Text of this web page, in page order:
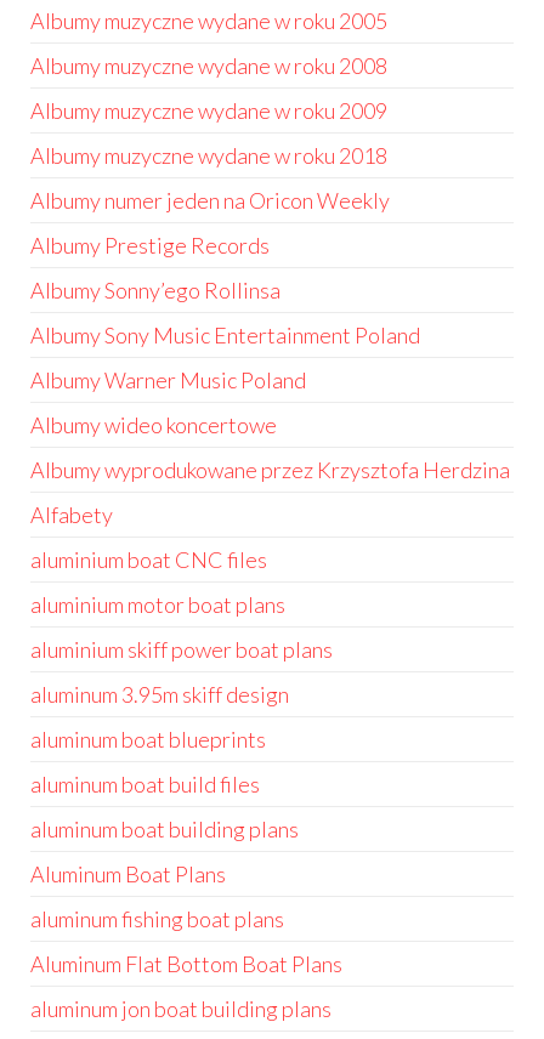
Albumy muzyczne wydane w roku 2005
Albumy muzyczne wydane w roku 2008
Albumy muzyczne wydane w roku 2009
Albumy muzyczne wydane w roku 2018
Albumy numer jeden na Oricon Weekly
Albumy Prestige Records
Albumy Sonny’ego Rollinsa
Albumy Sony Music Entertainment Poland
Albumy Warner Music Poland
Albumy wideo koncertowe
Albumy wyprodukowane przez Krzysztofa Herdzina
Alfabety
aluminium boat CNC files
aluminium motor boat plans
aluminium skiff power boat plans
aluminum 3.95m skiff design
aluminum boat blueprints
aluminum boat build files
aluminum boat building plans
Aluminum Boat Plans
aluminum fishing boat plans
Aluminum Flat Bottom Boat Plans
aluminum jon boat building plans